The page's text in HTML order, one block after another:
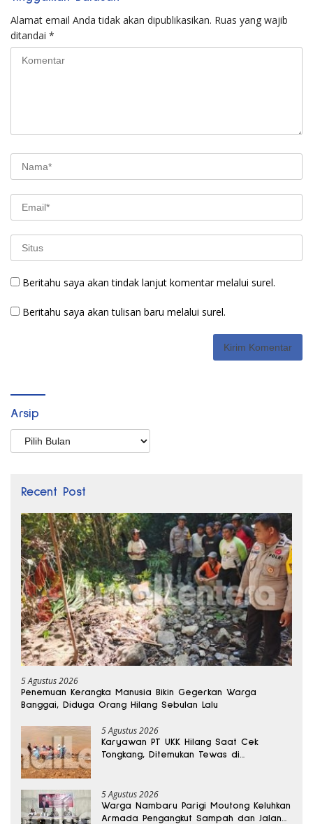
Alamat email Anda tidak akan dipublikasikan. Ruas yang wajib
ditandai *
Beritahu saya akan tindak lanjut komentar melalui surel.
Beritahu saya akan tulisan baru melalui surel.
Arsip
Arsip
Recent Post
5 Agustus 2026
Penemuan Kerangka Manusia Bikin Gegerkan Warga
Banggai, Diduga Orang Hilang Sebulan Lalu
5 Agustus 2026
Karyawan PT UKK Hilang Saat Cek
Tongkang, Ditemukan Tewas di
5 Agustus 2026
Warga Nambaru Parigi Moutong Keluhkan
Armada Pengangkut Sampah dan Jalan